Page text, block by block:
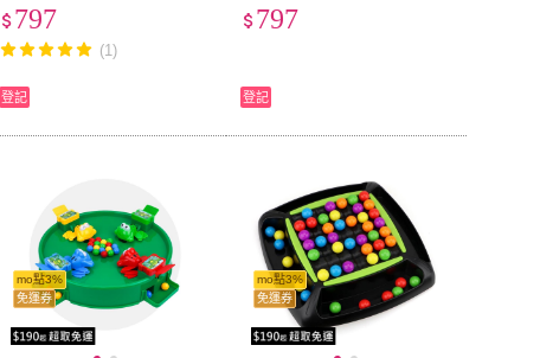
4階+5階+魔方秘笈）（6色
797
(1)
登記
（任意拼裝軌道）（9604）
797
登記
mo點3%
免運券
mo點3%
免運券